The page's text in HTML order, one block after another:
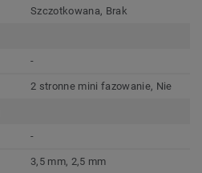
Szczotkowana, Brak
-
2 stronne mini fazowanie, Nie
-
3,5 mm, 2,5 mm